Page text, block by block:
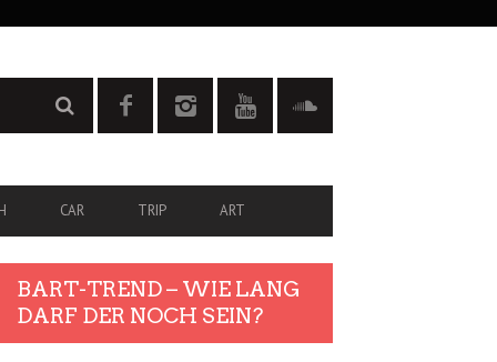
CAR TRIP ART
BART-TREND – WIE LANG
DARF DER NOCH SEIN?